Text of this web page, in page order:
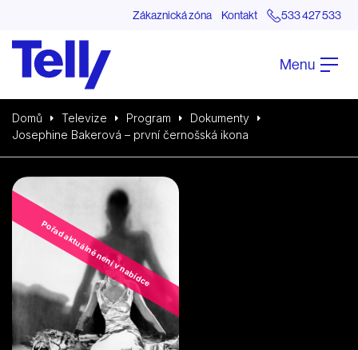
Zákaznická zóna Kontakt 533 427 533
Menu
Domů Televize Program
Dokumenty
Josephine Bakerová – první černošská ikona
Pořad aktuálně není v nabídce